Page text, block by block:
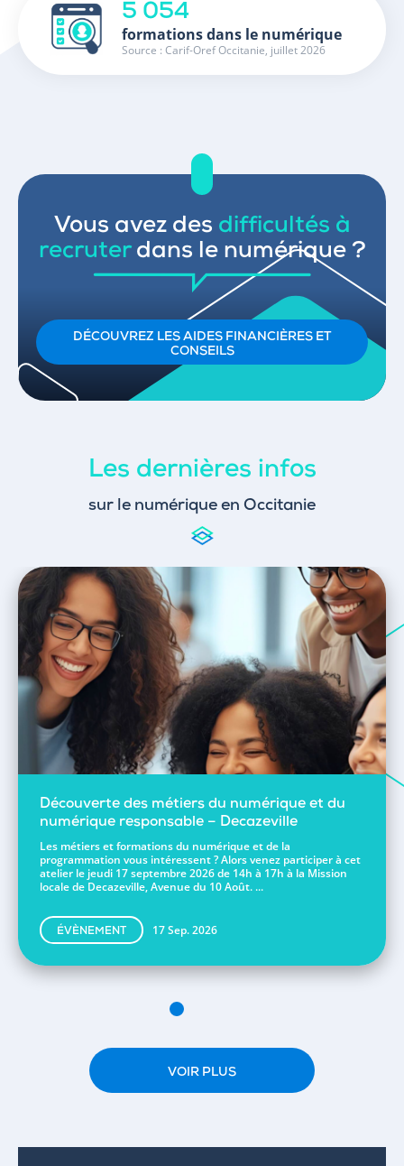
5 054
formations dans le numérique
Source : Carif-Oref Occitanie, juillet 2026
Vous avez des difficultés à
recruterdans le numérique ?
DÉCOUVREZ LES AIDES FINANCIÈRES ET
CONSEILS
Les dernières infos
sur le numérique en Occitanie
Découverte des métiers du numérique et du
numérique responsable – Decazeville
Les métiers et formations du numérique et de la
programmation vous intéressent ? Alors venez participer à cet
atelier le jeudi 17 septembre 2026 de 14h à 17h à la Mission
locale de Decazeville, Avenue du 10 Août. ...
ÉVÈNEMENT 17 Sep. 2026
VOIR PLUS